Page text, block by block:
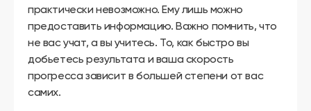
практически невозможно. Ему лишь можно
предоставить информацию. Важно помнить, что
не вас учат, а вы учитесь. То, как быстро вы
добьетесь результата и ваша скорость
прогресса зависит в большей степени от вас
самих.